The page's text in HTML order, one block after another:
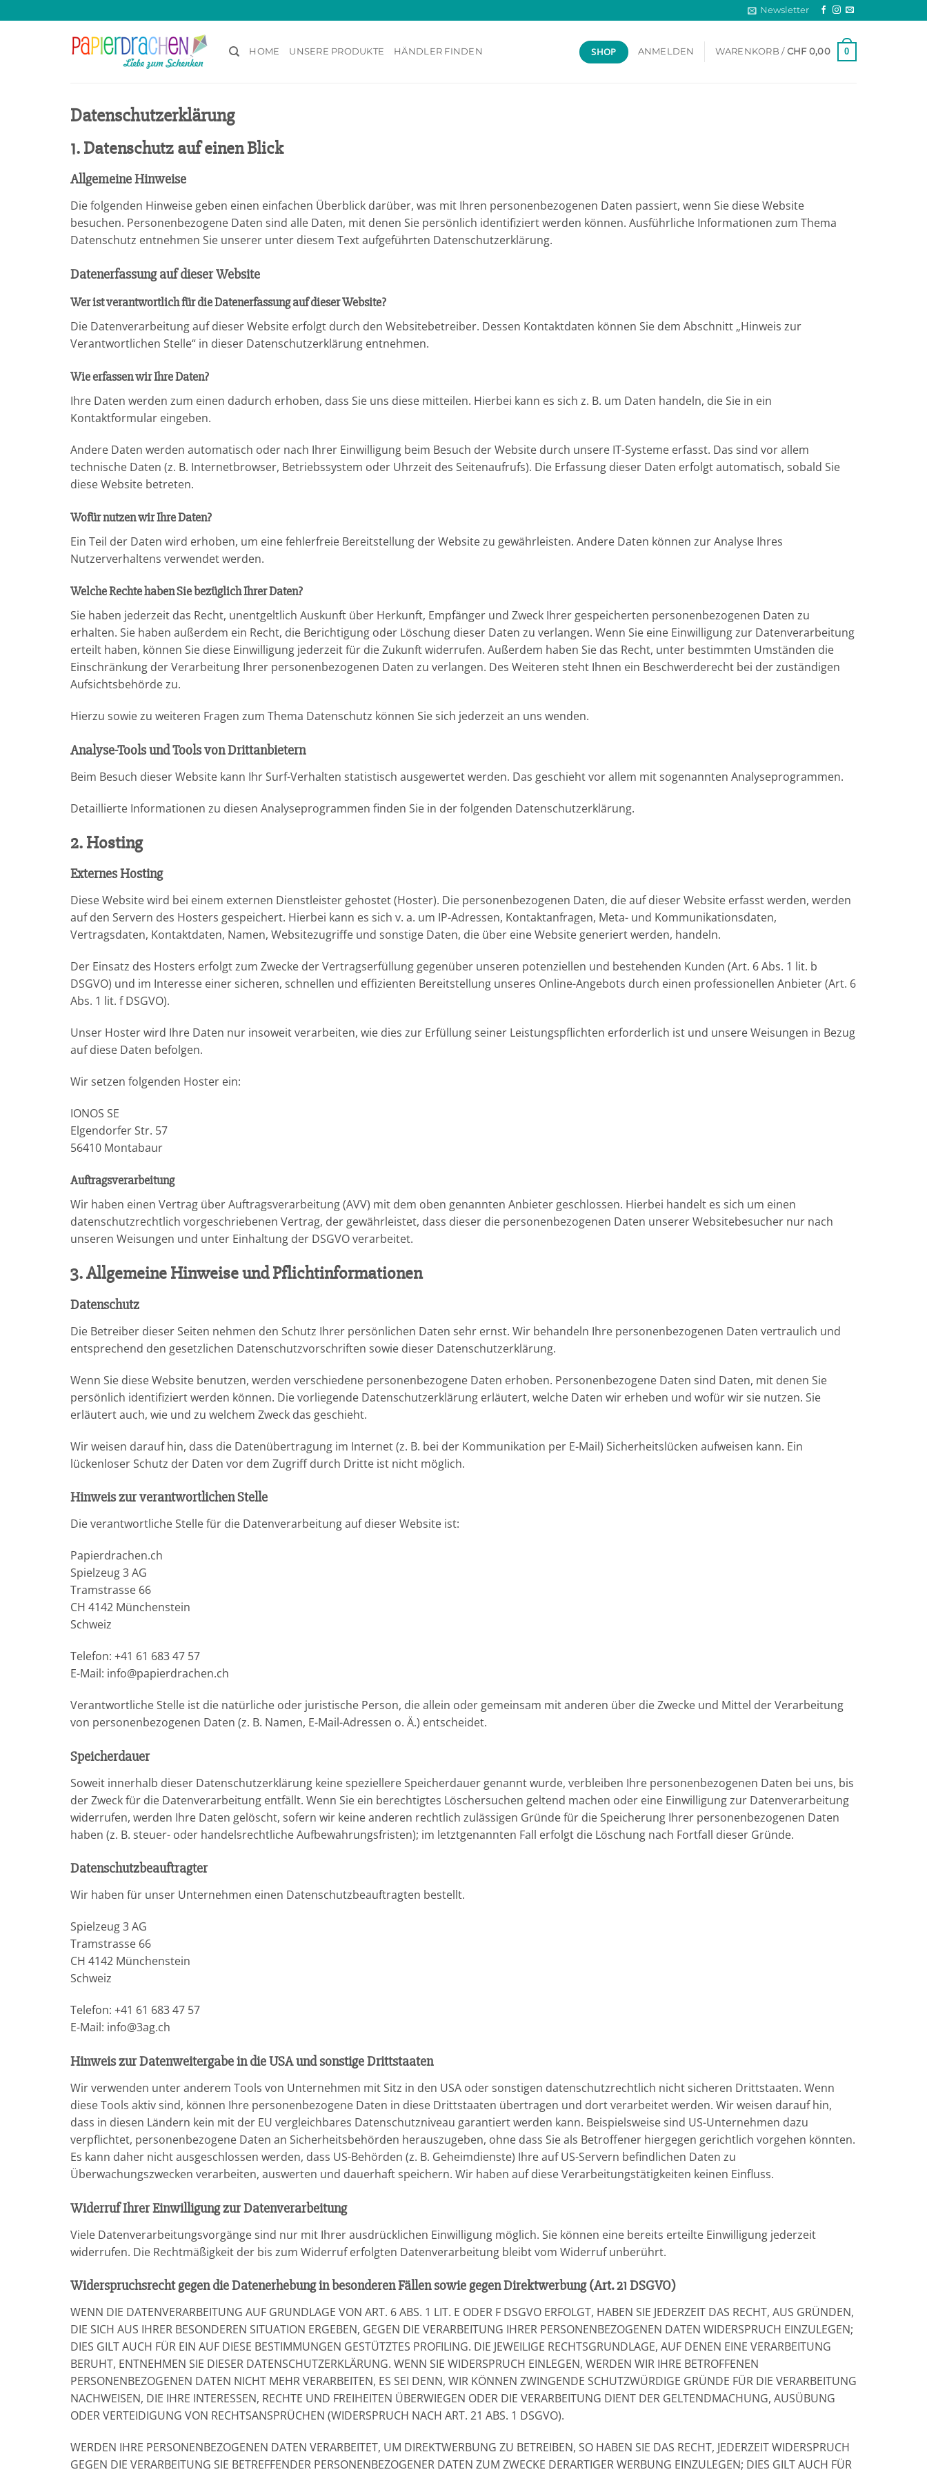
Inhalt
Newsletter
HOME UNSERE PRODUKTE HÄNDLER FINDEN SHOP ANMELDEN WARENKORB / CHF0,00 0
Datenschutz­erklärung
1. Datenschutz auf einen Blick
Allgemeine Hinweise
Die folgenden Hinweise geben einen einfachen Überblick darüber, was mit Ihren personenbezogenen Daten passiert, wenn Sie diese Website
besuchen. Personenbezogene Daten sind alle Daten, mit denen Sie persönlich identifiziert werden können. Ausführliche Informationen zum Thema
Datenschutz entnehmen Sie unserer unter diesem Text aufgeführten Datenschutzerklärung.
Datenerfassung auf dieser Website
Wer ist verantwortlich für die Datenerfassung auf dieser Website?
Die Datenverarbeitung auf dieser Website erfolgt durch den Websitebetreiber. Dessen Kontaktdaten können Sie dem Abschnitt „Hinweis zur
Verantwortlichen Stelle“ in dieser Datenschutzerklärung entnehmen.
Wie erfassen wir Ihre Daten?
Ihre Daten werden zum einen dadurch erhoben, dass Sie uns diese mitteilen. Hierbei kann es sich z. B. um Daten handeln, die Sie in ein
Kontaktformular eingeben.
Andere Daten werden automatisch oder nach Ihrer Einwilligung beim Besuch der Website durch unsere IT-Systeme erfasst. Das sind vor allem
technische Daten (z. B. Internetbrowser, Betriebssystem oder Uhrzeit des Seitenaufrufs). Die Erfassung dieser Daten erfolgt automatisch, sobald Sie
diese Website betreten.
Wofür nutzen wir Ihre Daten?
Ein Teil der Daten wird erhoben, um eine fehlerfreie Bereitstellung der Website zu gewährleisten. Andere Daten können zur Analyse Ihres
Nutzerverhaltens verwendet werden.
Welche Rechte haben Sie bezüglich Ihrer Daten?
Sie haben jederzeit das Recht, unentgeltlich Auskunft über Herkunft, Empfänger und Zweck Ihrer gespeicherten personenbezogenen Daten zu
erhalten. Sie haben außerdem ein Recht, die Berichtigung oder Löschung dieser Daten zu verlangen. Wenn Sie eine Einwilligung zur Datenverarbeitung
erteilt haben, können Sie diese Einwilligung jederzeit für die Zukunft widerrufen. Außerdem haben Sie das Recht, unter bestimmten Umständen die
Einschränkung der Verarbeitung Ihrer personenbezogenen Daten zu verlangen. Des Weiteren steht Ihnen ein Beschwerderecht bei der zuständigen
Aufsichtsbehörde zu.
Hierzu sowie zu weiteren Fragen zum Thema Datenschutz können Sie sich jederzeit an uns wenden.
Analyse-Tools und Tools von Dritt­anbietern
Beim Besuch dieser Website kann Ihr Surf-Verhalten statistisch ausgewertet werden. Das geschieht vor allem mit sogenannten Analyseprogrammen.
Detaillierte Informationen zu diesen Analyseprogrammen finden Sie in der folgenden Datenschutzerklärung.
2. Hosting
Externes Hosting
Diese Website wird bei einem externen Dienstleister gehostet (Hoster). Die personenbezogenen Daten, die auf dieser Website erfasst werden, werden
auf den Servern des Hosters gespeichert. Hierbei kann es sich v. a. um IP-Adressen, Kontaktanfragen, Meta- und Kommunikationsdaten,
Vertragsdaten, Kontaktdaten, Namen, Websitezugriffe und sonstige Daten, die über eine Website generiert werden, handeln.
Der Einsatz des Hosters erfolgt zum Zwecke der Vertragserfüllung gegenüber unseren potenziellen und bestehenden Kunden (Art. 6 Abs. 1 lit. b
DSGVO) und im Interesse einer sicheren, schnellen und effizienten Bereitstellung unseres Online-Angebots durch einen professionellen Anbieter (Art. 6
Abs. 1 lit. f DSGVO).
Unser Hoster wird Ihre Daten nur insoweit verarbeiten, wie dies zur Erfüllung seiner Leistungspflichten erforderlich ist und unsere Weisungen in Bezug
auf diese Daten befolgen.
Wir setzen folgenden Hoster ein:
IONOS SE
Elgendorfer Str. 57
56410 Montabaur
Auftragsverarbeitung
Wir haben einen Vertrag über Auftragsverarbeitung (AVV) mit dem oben genannten Anbieter geschlossen. Hierbei handelt es sich um einen
datenschutzrechtlich vorgeschriebenen Vertrag, der gewährleistet, dass dieser die personenbezogenen Daten unserer Websitebesucher nur nach
unseren Weisungen und unter Einhaltung der DSGVO verarbeitet.
3. Allgemeine Hinweise und Pflicht­informationen
Datenschutz
Die Betreiber dieser Seiten nehmen den Schutz Ihrer persönlichen Daten sehr ernst. Wir behandeln Ihre personenbezogenen Daten vertraulich und
entsprechend den gesetzlichen Datenschutzvorschriften sowie dieser Datenschutzerklärung.
Wenn Sie diese Website benutzen, werden verschiedene personenbezogene Daten erhoben. Personenbezogene Daten sind Daten, mit denen Sie
persönlich identifiziert werden können. Die vorliegende Datenschutzerklärung erläutert, welche Daten wir erheben und wofür wir sie nutzen. Sie
erläutert auch, wie und zu welchem Zweck das geschieht.
Wir weisen darauf hin, dass die Datenübertragung im Internet (z. B. bei der Kommunikation per E-Mail) Sicherheitslücken aufweisen kann. Ein
lückenloser Schutz der Daten vor dem Zugriff durch Dritte ist nicht möglich.
Hinweis zur verantwortlichen Stelle
Die verantwortliche Stelle für die Datenverarbeitung auf dieser Website ist:
Papierdrachen.ch
Spielzeug 3 AG
Tramstrasse 66
CH 4142 Münchenstein
Schweiz
Telefon: +41 61 683 47 57
E-Mail: info@papierdrachen.ch
Verantwortliche Stelle ist die natürliche oder juristische Person, die allein oder gemeinsam mit anderen über die Zwecke und Mittel der Verarbeitung
von personenbezogenen Daten (z. B. Namen, E-Mail-Adressen o. Ä.) entscheidet.
Speicherdauer
Soweit innerhalb dieser Datenschutzerklärung keine speziellere Speicherdauer genannt wurde, verbleiben Ihre personenbezogenen Daten bei uns, bis
der Zweck für die Datenverarbeitung entfällt. Wenn Sie ein berechtigtes Löschersuchen geltend machen oder eine Einwilligung zur Datenverarbeitung
widerrufen, werden Ihre Daten gelöscht, sofern wir keine anderen rechtlich zulässigen Gründe für die Speicherung Ihrer personenbezogenen Daten
haben (z. B. steuer- oder handelsrechtliche Aufbewahrungsfristen); im letztgenannten Fall erfolgt die Löschung nach Fortfall dieser Gründe.
Datenschutz­beauftragter
Wir haben für unser Unternehmen einen Datenschutzbeauftragten bestellt.
Spielzeug 3 AG
Tramstrasse 66
CH 4142 Münchenstein
Schweiz
Telefon: +41 61 683 47 57
E-Mail: info@3ag.ch
Hinweis zur Datenweitergabe in die USA und sonstige Drittstaaten
Wir verwenden unter anderem Tools von Unternehmen mit Sitz in den USA oder sonstigen datenschutzrechtlich nicht sicheren Drittstaaten. Wenn
diese Tools aktiv sind, können Ihre personenbezogene Daten in diese Drittstaaten übertragen und dort verarbeitet werden. Wir weisen darauf hin,
dass in diesen Ländern kein mit der EU vergleichbares Datenschutzniveau garantiert werden kann. Beispielsweise sind US-Unternehmen dazu
verpflichtet, personenbezogene Daten an Sicherheitsbehörden herauszugeben, ohne dass Sie als Betroffener hiergegen gerichtlich vorgehen könnten.
Es kann daher nicht ausgeschlossen werden, dass US-Behörden (z. B. Geheimdienste) Ihre auf US-Servern befindlichen Daten zu
Überwachungszwecken verarbeiten, auswerten und dauerhaft speichern. Wir haben auf diese Verarbeitungstätigkeiten keinen Einfluss.
Widerruf Ihrer Einwilligung zur Datenverarbeitung
Viele Datenverarbeitungsvorgänge sind nur mit Ihrer ausdrücklichen Einwilligung möglich. Sie können eine bereits erteilte Einwilligung jederzeit
widerrufen. Die Rechtmäßigkeit der bis zum Widerruf erfolgten Datenverarbeitung bleibt vom Widerruf unberührt.
Widerspruchsrecht gegen die Datenerhebung in besonderen Fällen sowie gegen Direktwerbung (Art. 21 DSGVO)
WENN DIE DATENVERARBEITUNG AUF GRUNDLAGE VON ART. 6 ABS. 1 LIT. E ODER F DSGVO ERFOLGT, HABEN SIE JEDERZEIT DAS RECHT, AUS GRÜNDEN,
DIE SICH AUS IHRER BESONDEREN SITUATION ERGEBEN, GEGEN DIE VERARBEITUNG IHRER PERSONENBEZOGENEN DATEN WIDERSPRUCH EINZULEGEN;
DIES GILT AUCH FÜR EIN AUF DIESE BESTIMMUNGEN GESTÜTZTES PROFILING. DIE JEWEILIGE RECHTSGRUNDLAGE, AUF DENEN EINE VERARBEITUNG
BERUHT, ENTNEHMEN SIE DIESER DATENSCHUTZERKLÄRUNG. WENN SIE WIDERSPRUCH EINLEGEN, WERDEN WIR IHRE BETROFFENEN
PERSONENBEZOGENEN DATEN NICHT MEHR VERARBEITEN, ES SEI DENN, WIR KÖNNEN ZWINGENDE SCHUTZWÜRDIGE GRÜNDE FÜR DIE VERARBEITUNG
NACHWEISEN, DIE IHRE INTERESSEN, RECHTE UND FREIHEITEN ÜBERWIEGEN ODER DIE VERARBEITUNG DIENT DER GELTENDMACHUNG, AUSÜBUNG
ODER VERTEIDIGUNG VON RECHTSANSPRÜCHEN (WIDERSPRUCH NACH ART. 21 ABS. 1 DSGVO).
WERDEN IHRE PERSONENBEZOGENEN DATEN VERARBEITET, UM DIREKTWERBUNG ZU BETREIBEN, SO HABEN SIE DAS RECHT, JEDERZEIT WIDERSPRUCH
GEGEN DIE VERARBEITUNG SIE BETREFFENDER PERSONENBEZOGENER DATEN ZUM ZWECKE DERARTIGER WERBUNG EINZULEGEN; DIES GILT AUCH FÜR